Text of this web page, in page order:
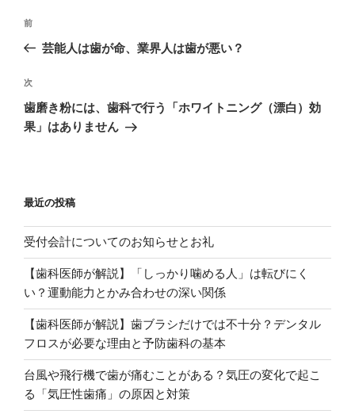
投
ビ
ゲ
ー
過
去
投
稿
前
芸能人は歯が命、業界人は歯が悪い？
次
の
投
次
歯磨き粉には、歯科で行う「ホワイトニング（漂白）効
果」はありません
最近の投稿
受付会計についてのお知らせとお礼
【歯科医師が解説】「しっかり噛める人」は転びにく
い？運動能力とかみ合わせの深い関係
【歯科医師が解説】歯ブラシだけでは不十分？デンタル
フロスが必要な理由と予防歯科の基本
台風や飛行機で歯が痛むことがある？気圧の変化で起こ
る「気圧性歯痛」の原因と対策